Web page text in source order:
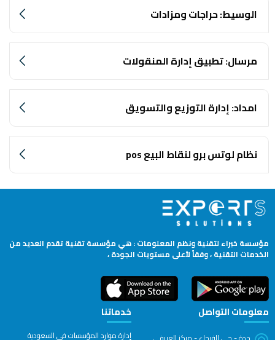
الوسيط: حراجات ومزادات
مرسال: تطبيق إدارة المنقولات
امداد: إدارة التوزيع والتسويق
نظام لوتس برو لنقاط البيع pos
مؤسسة خبراء لتقنية ونظم المعلومات : هي مؤسسة تقنية تقدم العديد من
الخدمات التقنية ، وفقاً لأعلى مستويات الجودة ،
معلومات التواصل خدماتنا
إدارة موارد المؤسسات في السعودية